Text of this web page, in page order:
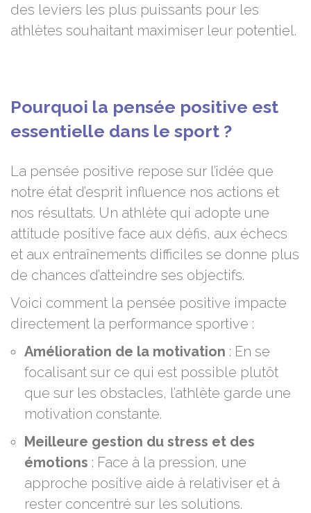
des leviers les plus puissants pour les
athlètes souhaitant maximiser leur potentiel.
Pourquoi la pensée positive est
essentielle dans le sport ?
La pensée positive repose sur l’idée que
notre état d’esprit influence nos actions et
nos résultats. Un athlète qui adopte une
attitude positive face aux défis, aux échecs
et aux entraînements difficiles se donne plus
de chances d’atteindre ses objectifs.
Voici comment la pensée positive impacte
directement la performance sportive :
Amélioration de la motivation : En se
focalisant sur ce qui est possible plutôt
que sur les obstacles, l’athlète garde une
motivation constante.
Meilleure gestion du stress et des
émotions : Face à la pression, une
approche positive aide à relativiser et à
rester concentré sur les solutions.